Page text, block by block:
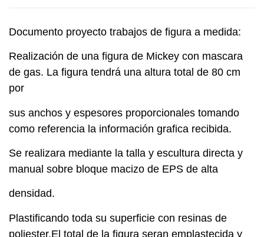
Documento proyecto trabajos de figura a medida:
Realización de una figura de Mickey con mascara
de gas. La figura tendrá una altura total de 80 cm
por
sus anchos y espesores proporcionales tomando
como referencia la información grafica recibida.
Se realizara mediante la talla y escultura directa y
manual sobre bloque macizo de EPS de alta
densidad.
Plastificando toda su superficie con resinas de
poliester.El total de la figura seran emplastecida y